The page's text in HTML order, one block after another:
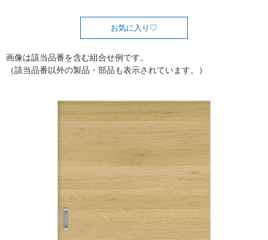
お気に入り
画像は該当品番を含む組合せ例です。
（該当品番以外の製品・部品も表示されています。）